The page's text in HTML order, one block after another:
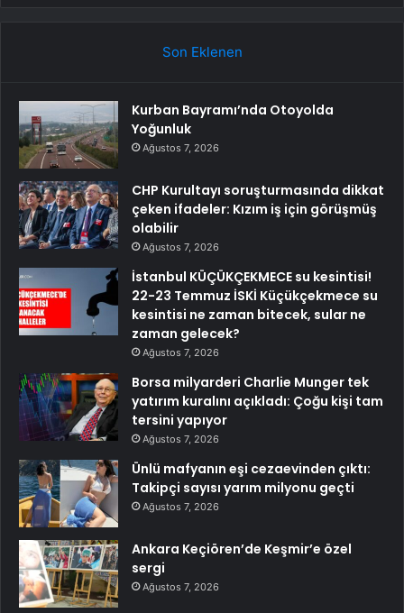
Son Eklenen
Kurban Bayramı’nda Otoyolda
Yoğunluk
Ağustos 7, 2026
CHP Kurultayı soruşturmasında dikkat
çeken ifadeler: Kızım iş için görüşmüş
olabilir
Ağustos 7, 2026
İstanbul KÜÇÜKÇEKMECE su kesintisi!
22-23 Temmuz İSKİ Küçükçekmece su
kesintisi ne zaman bitecek, sular ne
zaman gelecek?
Ağustos 7, 2026
Borsa milyarderi Charlie Munger tek
yatırım kuralını açıkladı: Çoğu kişi tam
tersini yapıyor
Ağustos 7, 2026
Ünlü mafyanın eşi cezaevinden çıktı:
Takipçi sayısı yarım milyonu geçti
Ağustos 7, 2026
Ankara Keçiören’de Keşmir’e özel
sergi
Ağustos 7, 2026